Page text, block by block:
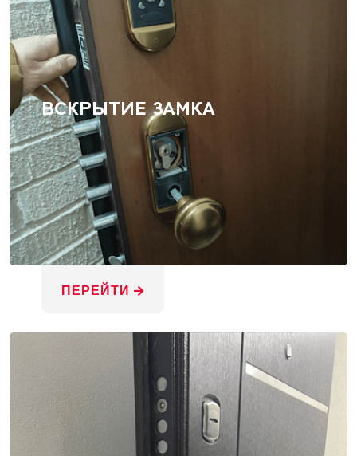
ВСКРЫТИЕ ЗАМКА
ПЕРЕЙТИ